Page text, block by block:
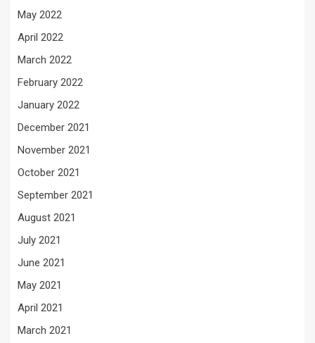
May 2022
April 2022
March 2022
February 2022
January 2022
December 2021
November 2021
October 2021
September 2021
August 2021
July 2021
June 2021
May 2021
April 2021
March 2021